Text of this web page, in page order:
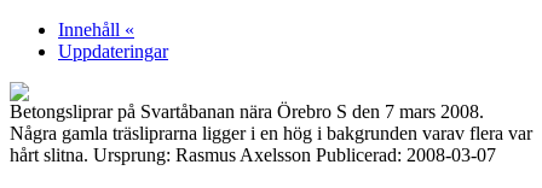
Innehåll «
Uppdateringar
Betongsliprar på Svartåbanan nära Örebro S den 7 mars 2008.
Några gamla träsliprarna ligger i en hög i bakgrunden varav flera var
hårt slitna. Ursprung: Rasmus Axelsson Publicerad: 2008-03-07